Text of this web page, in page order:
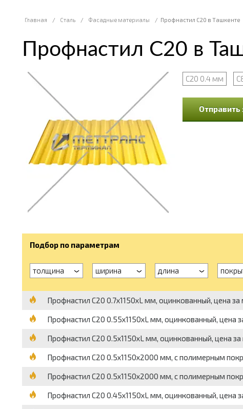
Главная / Сталь / Фасадные материалы / Профнастил С20 в Ташкенте
Профнастил С20 в
С20 0.4 мм
Отправить
Подбор по параметрам
толщина ширина длина
Профнастил С20 0.7х1150хL мм, оцинкованный, цена за
Профнастил С20 0.55х1150хL мм, оцинкованный, цена
Профнастил С20 0.5х1150хL мм, оцинкованный, цена
Профнастил С20 0.5х1150х2000 мм, с полимерным
Профнастил С20 0.5х1150х2000 мм, с полимерным
Профнастил С20 0.45х1150хL мм, оцинкованный, цена